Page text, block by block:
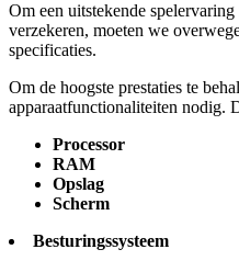
Om een uitstekende
verzekeren, moeten we
specificaties.
Om de hoogste prestaties te
apparaatfunctionaliteiten nodig.
Processor
RAM
Opslag
Scherm
Besturingssysteem